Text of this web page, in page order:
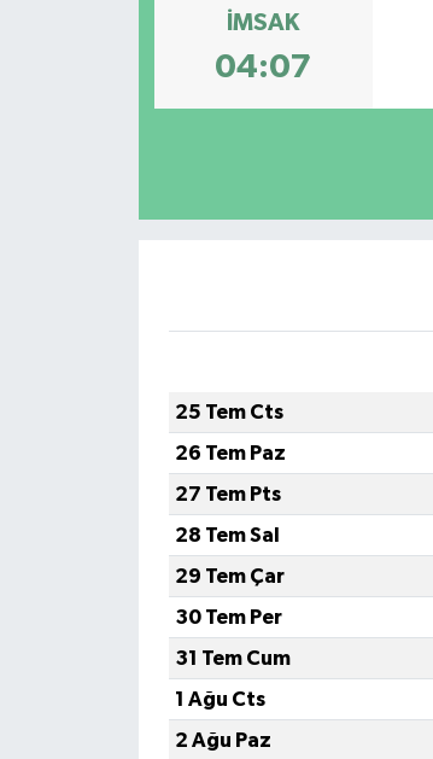
İMSAK
04:07
25 Tem Cts
26 Tem Paz
27 Tem Pts
28 Tem Sal
29 Tem Çar
30 Tem Per
31 Tem Cum
1 Ağu Cts
2 Ağu Paz